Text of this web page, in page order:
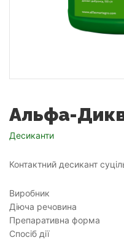
Альфа-
Десиканти
Контактний десикант
Виробник
Діюча речовина
Препаративна форма
Спосіб дії